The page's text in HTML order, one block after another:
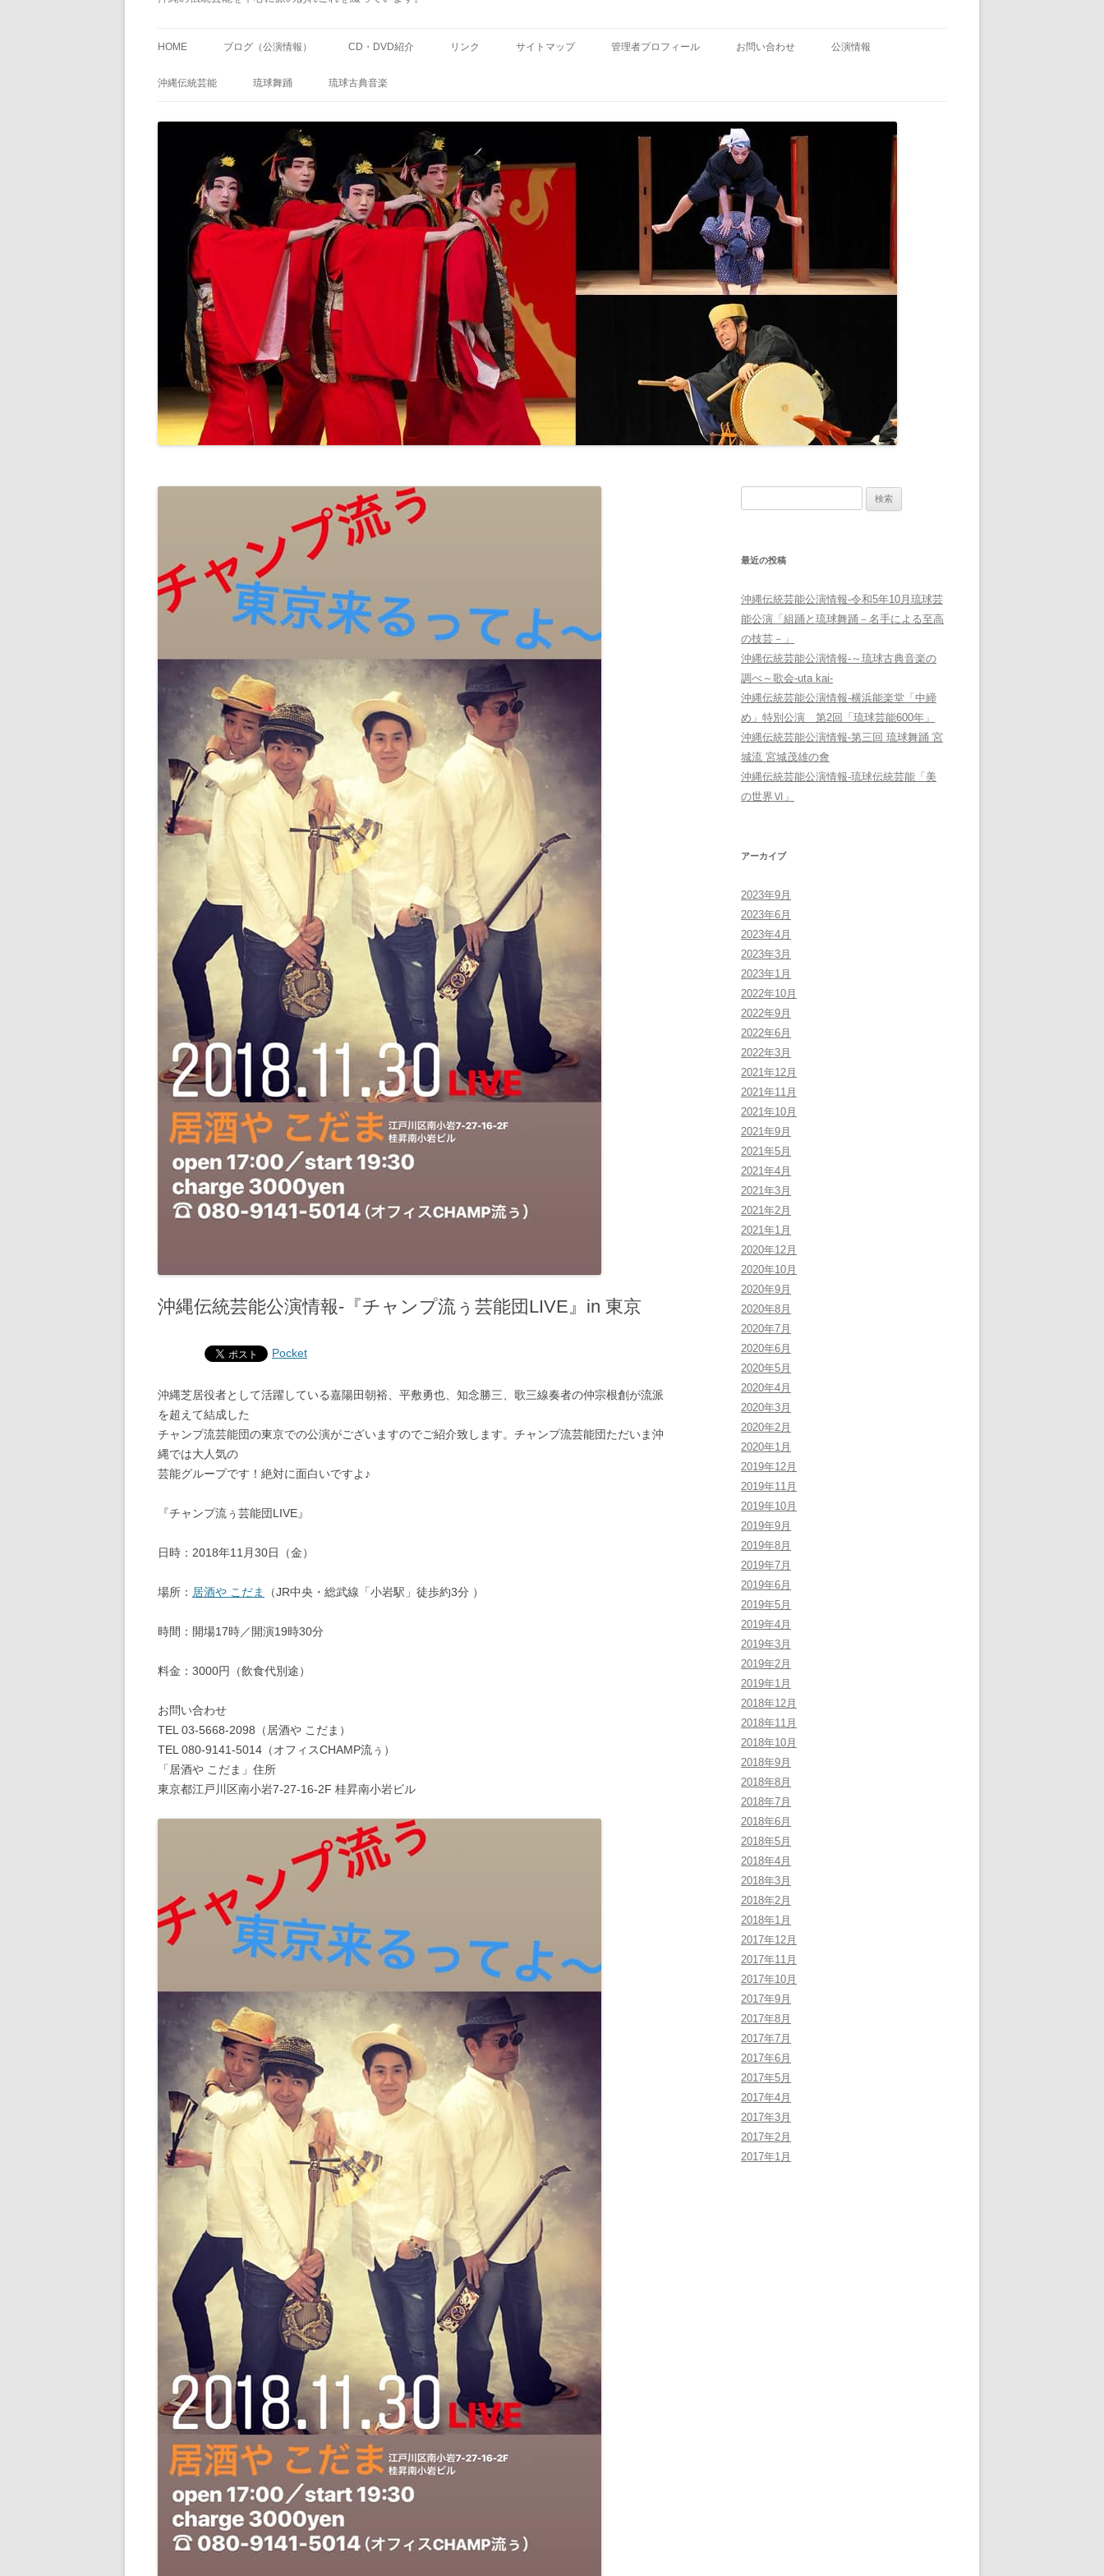
ン
ッ
HOME ブログ（公演情報） CD・DVD紹介 リンク サイトマップ 管理者プロフィール お問い合わせ 公演情報
沖縄伝統芸能 琉球舞踊 琉球古典音楽
沖縄伝統芸能公演情報‐『チャンプ流ぅ芸能団LIVE』in 東京
Pocket
沖縄芝居役者として活躍している嘉陽田朝裕、平敷勇也、知念勝三、歌三線奏者の仲宗根創が流派
を超えて結成した
チャンプ流芸能団の東京での公演がございますのでご紹介致します。チャンプ流芸能団ただいま沖
縄では大人気の
芸能グループです！絶対に面白いですよ♪
『チャンプ流ぅ芸能団LIVE』
日時：2018年11月30日（金）
場所： 居酒や こだま （JR中央・総武線「小岩駅」徒歩約3分 ）
時間：開場17時／開演19時30分
料金：3000円（飲食代別途）
お問い合わせ
TEL 03-5668-2098（居酒や こだま）
‭TEL 080-9141-5014‬（オフィスCHAMP流ぅ）
「居酒や こだま」住所
東京都江戸川区南小岩7-27-16-2F 桂昇南小岩ビル
最近の投稿
沖縄伝統芸能公演情報-令和5年10月琉球芸
能公演「組踊と琉球舞踊－名手による至高
の技芸－」
沖縄伝統芸能公演情報-～琉球古典音楽の
調べ～歌会-uta kai-
沖縄伝統芸能公演情報-横浜能楽堂「中締
め」特別公演 第2回「琉球芸能600年」
沖縄伝統芸能公演情報-第三回 琉球舞踊 宮
城流 宮城茂雄の會
沖縄伝統芸能公演情報-琉球伝統芸能「美
の世界Ⅵ」
アーカイブ
2023年9月
2023年6月
2023年4月
2023年3月
2023年1月
2022年10月
2022年9月
2022年6月
2022年3月
2021年12月
2021年11月
2021年10月
2021年9月
2021年5月
2021年4月
2021年3月
2021年2月
2021年1月
2020年12月
2020年10月
2020年9月
2020年8月
2020年7月
2020年6月
2020年5月
2020年4月
2020年3月
2020年2月
2020年1月
2019年12月
2019年11月
2019年10月
2019年9月
2019年8月
2019年7月
2019年6月
2019年5月
2019年4月
2019年3月
2019年2月
2019年1月
2018年12月
2018年11月
2018年10月
2018年9月
2018年8月
2018年7月
2018年6月
2018年5月
2018年4月
2018年3月
2018年2月
2018年1月
2017年12月
2017年11月
2017年10月
2017年9月
2017年8月
2017年7月
2017年6月
2017年5月
2017年4月
2017年3月
2017年2月
2017年1月